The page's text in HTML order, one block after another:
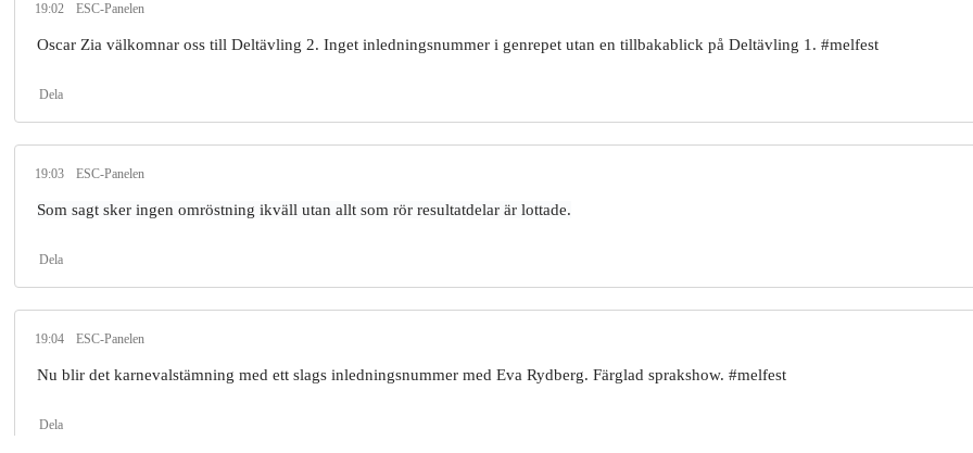
19:02 ESC-Panelen
Oscar Zia välkomnar oss till Deltävling 2. Inget inledningsnummer i genrepet utan en tillbakablick på Deltävling 1. #melfest
Dela
19:03 ESC-Panelen
Som sagt sker ingen omröstning ikväll utan allt som rör resultatdelar är lottade.
Dela
19:04 ESC-Panelen
Nu blir det karnevalstämning med ett slags inledningsnummer med Eva Rydberg. Färglad sprakshow. #melfest
Dela